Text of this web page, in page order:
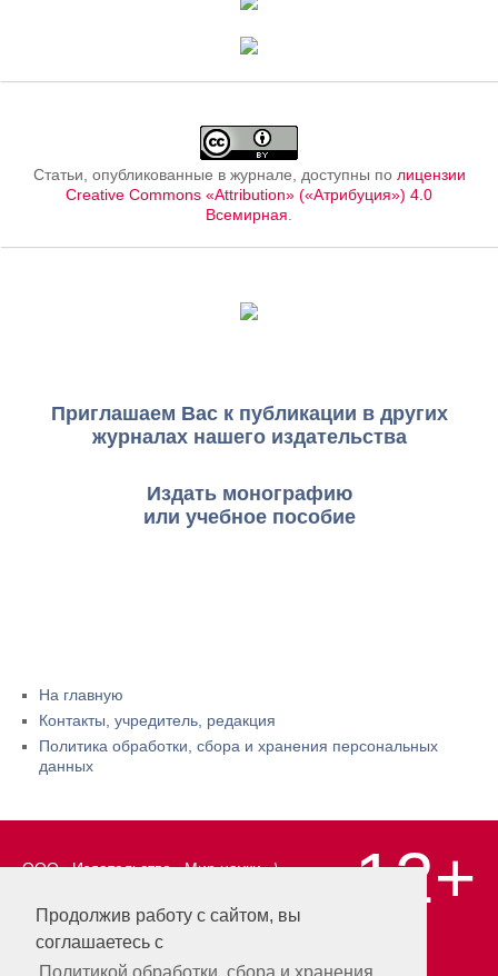
Продолжив работу с сайтом, вы
соглашаетесь с
Статьи, опубликованные в журнале, доступны по лицензии
Creative Commons «Attribution» («Атрибуция») 4.0
Всемирная
Приглашаем Вас к публикации в других
журналах нашего издательства
Издать монографию
или учебное пособие
На главную
Контакты, учредитель, редакция
Политика обработки, сбора и хранения персональных
данных
ООО «Издательство «Мир науки» \
LLC Материалы, размещенные на сайте,
охраняются Законом о защите авторских
прав. Публикация любых материалов
этого сайта запрещена без
12+